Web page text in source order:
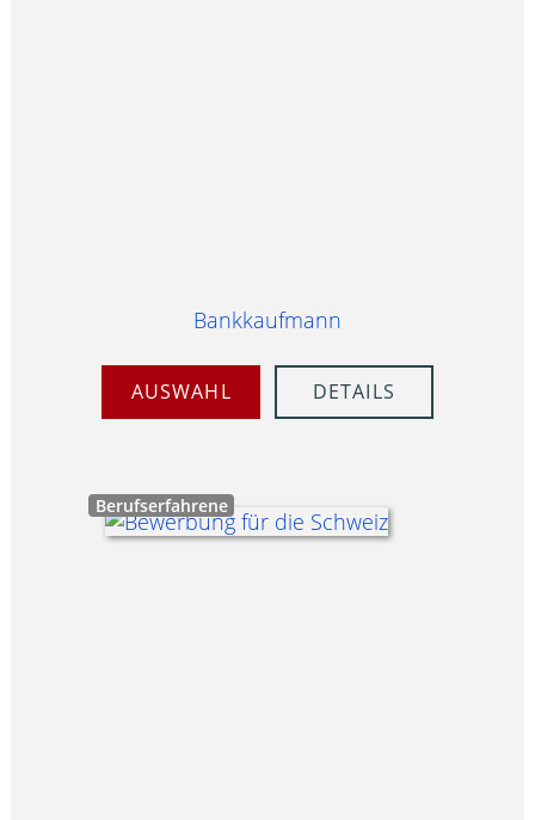
Bankkaufmann
AUSWAHL DETAILS
Berufserfahrene